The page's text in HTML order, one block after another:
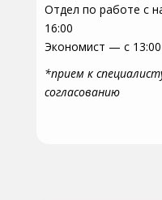
Отдел по работе с
16:00
Экономист — с
*прием к
согласованию